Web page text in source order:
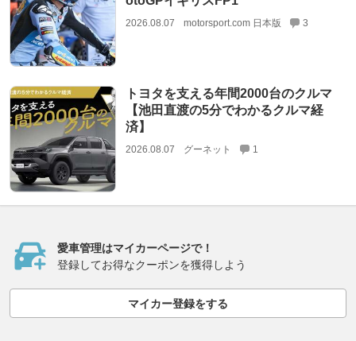
2026.08.07 motorsport.com 日本版 3
トヨタを支える年間2000台のクルマ
【池田直渡の5分でわかるクルマ経
済】
2026.08.07 グーネット 1
愛車管理はマイカーページで！
登録してお得なクーポンを獲得しよう
マイカー登録をする